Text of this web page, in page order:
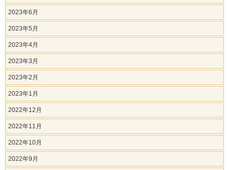
2023年6月
2023年5月
2023年4月
2023年3月
2023年2月
2023年1月
2022年12月
2022年11月
2022年10月
2022年9月